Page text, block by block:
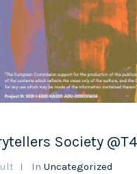
Society
In Uncategorized